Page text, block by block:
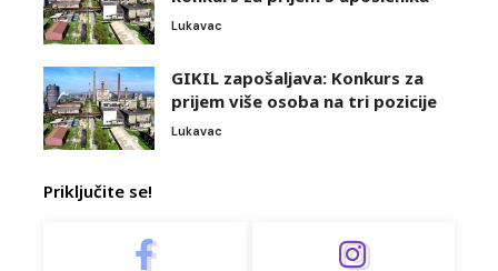
Lukavac
GIKIL zapošaljava: Konkurs za
prijem više osoba na tri pozicije
Lukavac
Priključite se!